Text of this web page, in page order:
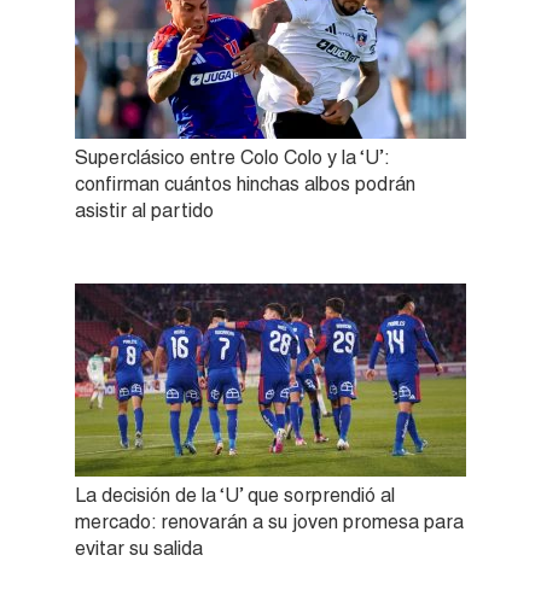
Superclásico entre Colo Colo y la ‘U’:
confirman cuántos hinchas albos podrán
asistir al partido
La decisión de la ‘U’ que sorprendió al
mercado: renovarán a su joven promesa para
evitar su salida